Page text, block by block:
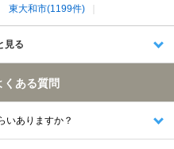
東大和市(1199件)
武蔵村山市(853件)
市(651件)
見る
ある質問
いありますか？